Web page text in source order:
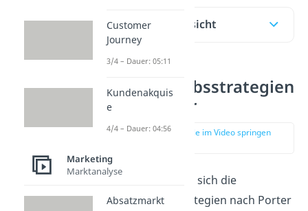
Inhaltsübersicht
Wettbewerbsstrategien
nach Porter
zur Stelle im Video springen
Am besten lassen sich die
Wettbewerbsstrategien nach Porter
Customer
Journey
3/4 – Dauer: 05:11
Kundenakquis
e
4/4 – Dauer: 04:56
Marketing
Marktanalyse
Absatzmarkt